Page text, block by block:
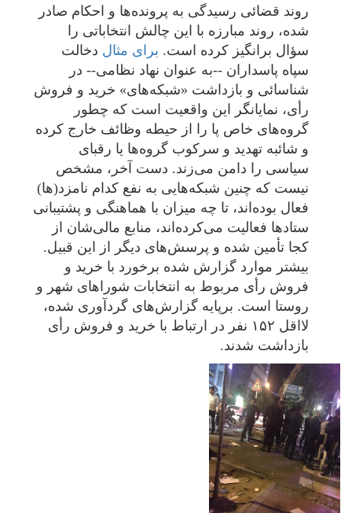
روند قضائی رسیدگی به پرونده‌ها و احکام صادر
شده، روند مبارزه با این چالش انتخاباتی را
سؤال برانگیز کرده است. برای مثال دخالت
سپاه پاسداران --به عنوان نهاد نظامی-- در
شناسائی و بازداشت «شبکه‌های» خرید و فروش
رأی، نمایانگر این واقعیت است که چطور
گروه‌های خاص پا را از حیطه وظائف خارج کرده
و شائبه تهدید و سرکوب گروه‌ها یا رقبای
سیاسی را دامن می‌زند. دست آخر، مشخص
نیست که چنین شبکه‌هایی به نفع کدام نامزد(ها)
فعال بوده‌اند، تا چه میزان با هماهنگی و پشتیبانی
ستادها فعالیت می‌کرده‌اند، منابع مالی‌شان از
کجا تأمین شده و پرسش‌های دیگر از این قبیل.
بیشتر موارد گزارش شده برخورد با خرید و
فروش رأی مربوط به انتخابات شوراهای شهر و
روستا است. برپایه گزارش‌های گردآوری شده،
لااقل ۱۵۲ نفر در ارتباط با خرید و فروش رأی
بازداشت شدند.